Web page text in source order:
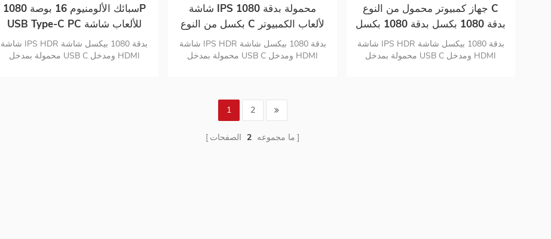
سبائك الألومنيوم 16 بوصة 1080P
USB Type-C PC للألعاب شاشة
IPS المحمولة
شاشة IPS HDR بدقة 1080 بيكسل شاشة
محمولة بمدخل USB C ومدخل HDMI
شاشة IPS محمولة بدقة 1080
بكسل من النوع C لألعاب الكمبيوتر
مقاس 16 بوصة لأجهزة الكمبيوتر
المحمول للهواتف الذكية
شاشة IPS HDR بدقة 1080 بيكسل شاشة
محمولة بمدخل USB C ومدخل HDMI
جهاز كمبيوتر محمول من النوع C
بدقة 1080 بكسل بدقة 1080 بكسل
لألعاب الكمبيوتر 15 . شاشة IPS
محمولة مقاس 8 بوصات لأجهزة
شاشة IPS HDR بدقة 1080 بيكسل شاشة
محمولة بمدخل USB C ومدخل HDMI
1 2
ما مجموعه 2 الصفحات